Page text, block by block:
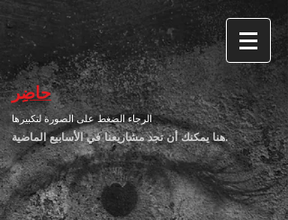
حاضِر
الرجاء الضغط على الصورة لتكبيرها
هنا يمكنك أن تجد مشاريعنا في الأسابيع الماضية.